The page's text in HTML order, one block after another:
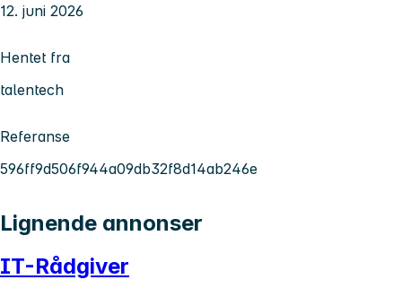
12. juni 2026
Hentet fra
talentech
Referanse
596ff9d506f944a09db32f8d14ab246e
Lignende annonser
IT-Rådgiver